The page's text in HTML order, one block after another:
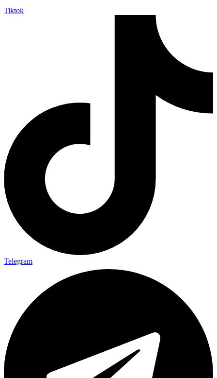
Tiktok
Telegram